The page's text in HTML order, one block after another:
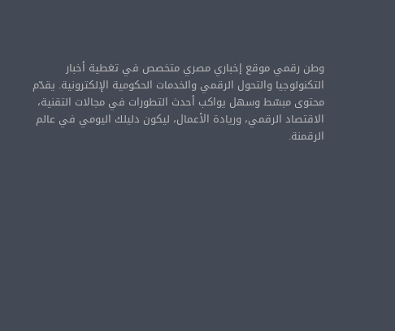
وطن رقمي موقع إخباري مصري متخصص في تغطية أخبار
التكنولوجيا والتحول الرقمي والخدمات الحكومية الإلكترونية. يقدّم
محتوى مبسّط وسهل يواكب أحدث التطورات في مجالات التقنية،
الاقتصاد الرقمي، وريادة الأعمال، ليكون دليلك اليومي في عالم
الرقمنة.